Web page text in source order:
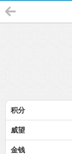
积分
威望
金钱